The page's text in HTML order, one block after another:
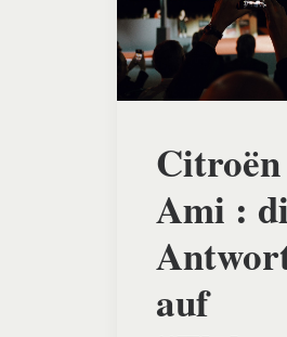
Citroën
Ami :
auf